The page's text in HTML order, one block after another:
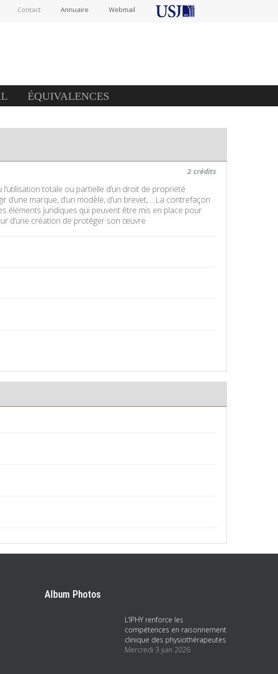
Contact Annuaire Webmail
ÉQUIVALENCES
2 crédits
totale ou partielle d’un droit de propriété
marque, d’un modèle, d’un brevet, …La contrefaçon
éléments juridiques qui peuvent être mis en place pour
d’une création de protéger son œuvre
Album Photos
L’IPHY renforce les
compétences en raisonnement
clinique des physiothérapeutes
Mercredi 3 juin 2026